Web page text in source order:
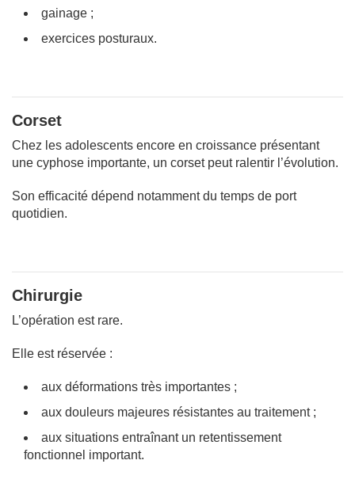
gainage ;
exercices posturaux.
Corset
Chez les adolescents encore en croissance présentant
une cyphose importante, un corset peut ralentir l’évolution.
Son efficacité dépend notamment du temps de port
quotidien.
Chirurgie
L’opération est rare.
Elle est réservée :
aux déformations très importantes ;
aux douleurs majeures résistantes au traitement ;
aux situations entraînant un retentissement
fonctionnel important.